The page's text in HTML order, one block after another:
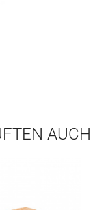
AUCH